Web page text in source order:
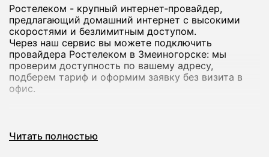
Ростелеком - крупный интернет‑провайдер,
предлагающий домашний интернет с высокими
скоростями и безлимитным доступом.
Через наш сервис вы можете подключить
провайдера Ростелеком в Змеиногорске: мы
проверим доступность по вашему адресу,
подберем тариф и оформим заявку без визита в
офис.
интернет Ростелеком
Читать полностью